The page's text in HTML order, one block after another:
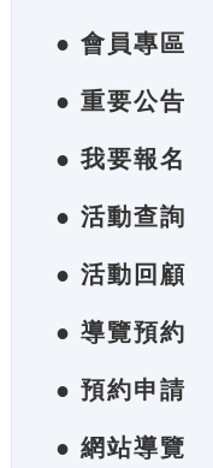
● 會員專區
● 重要公告
● 我要報名
● 活動查詢
● 活動回顧
● 導覽預約
● 預約申請
● 網站導覽